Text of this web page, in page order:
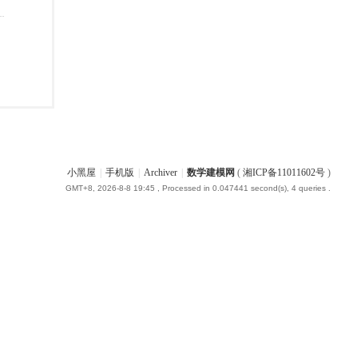
小黑屋 手机版 Archiver 数学建模网 ( 湘ICP备11011602号)
GMT+8, 2026-8-8 19:45 , Processed in 0.047441 second(s), 4 queries .